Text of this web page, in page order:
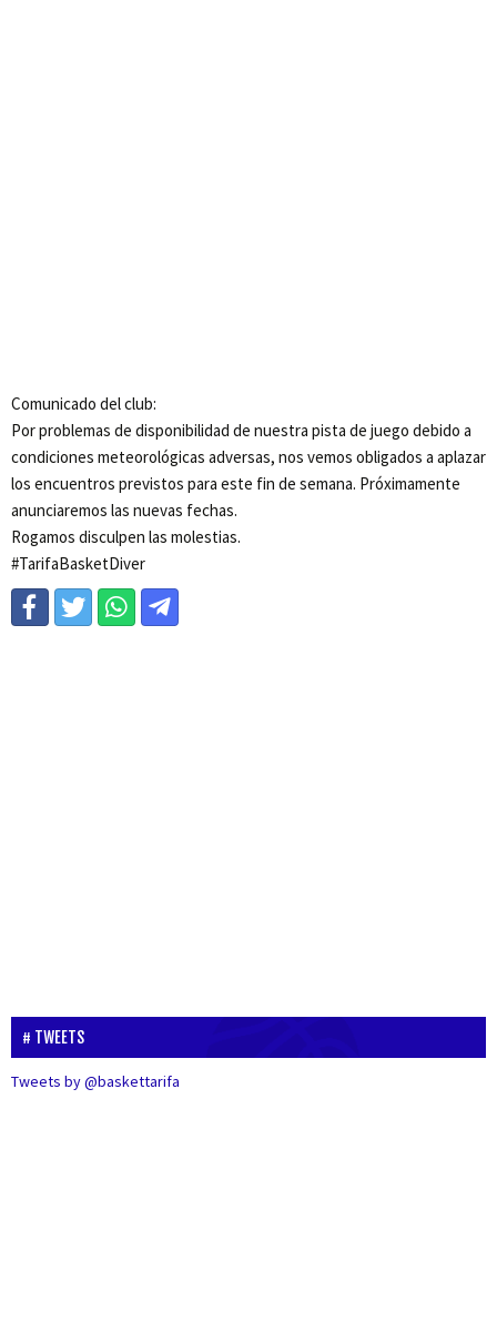
Comunicado del club:
Por problemas de disponibilidad de nuestra pista de juego debido a
condiciones meteorológicas adversas, nos vemos obligados a aplazar
los encuentros previstos para este fin de semana. Próximamente
anunciaremos las nuevas fechas.
Rogamos disculpen las molestias.
#TarifaBasketDiver
TWEETS
Tweets by @baskettarifa